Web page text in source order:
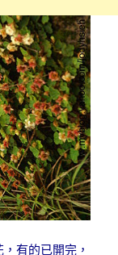
有的已開完，